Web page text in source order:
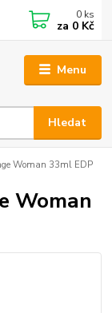
Menu
Hledat
0 ks
za 0 Kč
Woman 33ml EDP
Woman